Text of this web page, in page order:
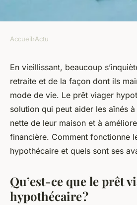
Comment
viager
en sont les
armand•22 juin 2023• 3 min de
Accueil›Actu
En vieillissant, beaucoup
retraite et de la façon dont ils
mode de vie. Le prêt viager
solution qui peut aider les aînés
nette de leur maison et à
financière. Comment fonctionne
hypothécaire et quels sont ses
Qu’est-ce que le prêt
hypothécaire ?